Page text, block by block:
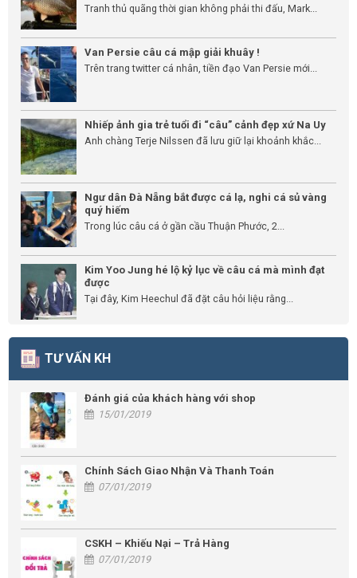
Tranh thủ quãng thời gian không phải thi đấu, Mark...
Van Persie câu cá mập giải khuây !
Trên trang twitter cá nhân, tiền đạo Van Persie mới...
Nhiếp ảnh gia trẻ tuổi đi “câu” cảnh đẹp xứ Na Uy
Anh chàng Terje Nilssen đã lưu giữ lại khoảnh khắc...
Ngư dân Đà Nẵng bắt được cá lạ, nghi cá sủ vàng
quý hiếm
Trong lúc câu cá ở gần cầu Thuận Phước, 2...
Kim Yoo Jung hé lộ kỷ lục về câu cá mà mình đạt
được
Tại đây, Kim Heechul đã đặt câu hỏi liệu rằng...
TƯ VẤN KH
Đánh giá của khách hàng với shop
15/01/2019
Chính Sách Giao Nhận Và Thanh Toán
07/01/2019
CSKH – Khiếu Nại – Trả Hàng
07/01/2019